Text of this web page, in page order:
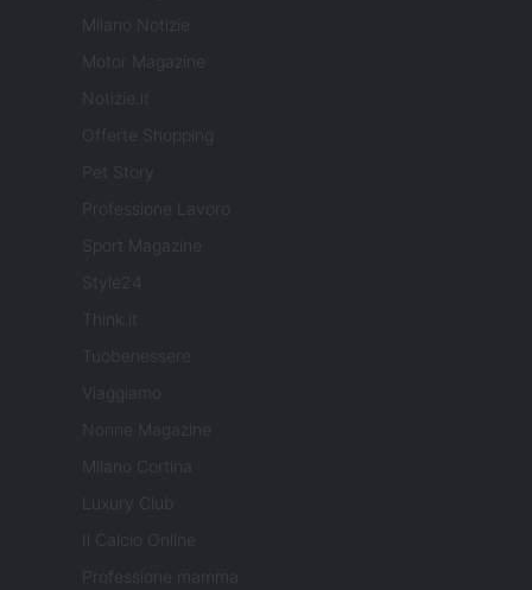
Milano Notizie
Motor Magazine
Notizie.it
Offerte Shopping
Pet Story
Professione Lavoro
Sport Magazine
Style24
Think.it
Tuobenessere
Viaggiamo
Nonne Magazine
Milano Cortina
Luxury Club
Il Calcio Online
Professione mamma